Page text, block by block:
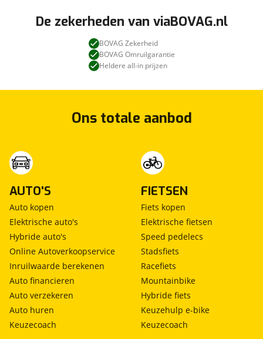
De zekerheden van viaBOVAG.nl
BOVAG Zekerheid
BOVAG Omruilgarantie
Heldere all-in prijzen
Ons totale aanbod
AUTO'S
Auto kopen
Elektrische auto's
Hybride auto's
Online Autoverkoopservice
Inruilwaarde berekenen
Auto financieren
Auto verzekeren
Auto huren
Keuzecoach
FIETSEN
Fiets kopen
Elektrische fietsen
Speed pedelecs
Stadsfiets
Racefiets
Mountainbike
Hybride fiets
Keuzehulp e-bike
Keuzecoach